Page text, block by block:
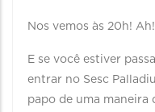
Nos vemos às 20h! Ah!
E se você estiver
entrar no Sesc
papo de uma maneira